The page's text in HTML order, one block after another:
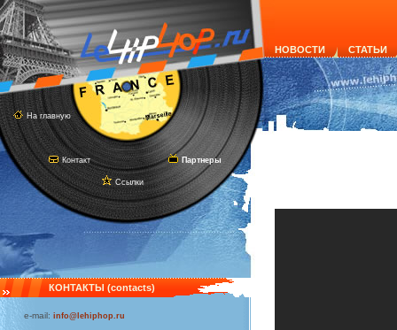
На главную
Контакт
Ссылки
Партнеры
НОВОСТИ СТАТЬИ
КОНТАКТЫ (contacts)
e-mail: info@lehiphop.ru